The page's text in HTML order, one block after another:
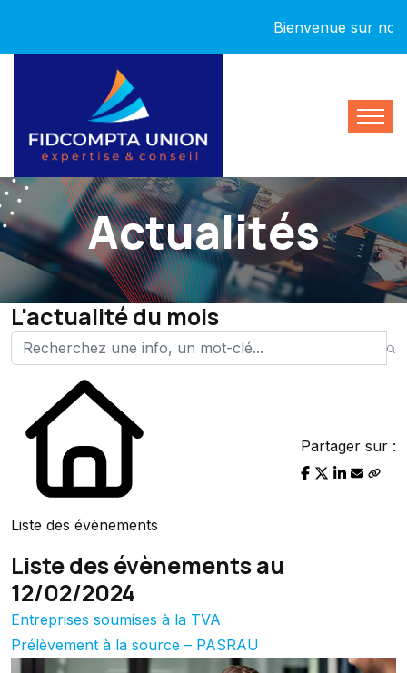
Bienvenue sur notre
Actualités
L'actualité du mois
Liste des évènements
Partager sur :
Liste des évènements au
12/02/2024
Entreprises soumises à la TVA
Prélèvement à la source – PASRAU